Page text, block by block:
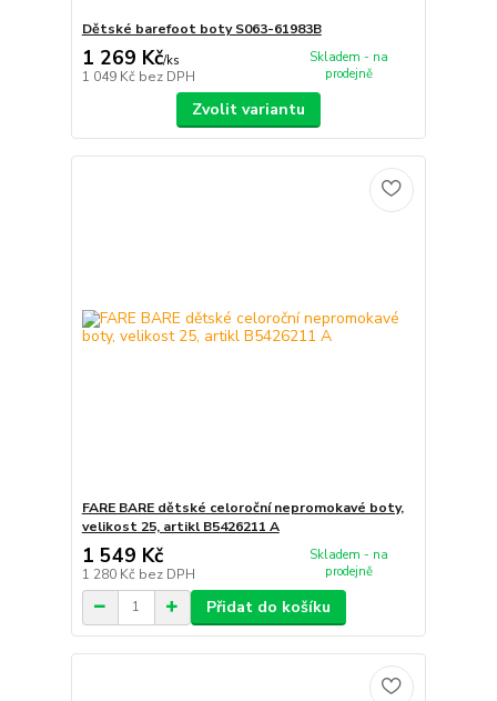
Dětské barefoot boty S063-61983B
1 269 Kč/ks
1 049 Kč bez DPH
Skladem - na
prodejně
Zvolit variantu
FARE BARE dětské celoroční nepromokavé boty,
velikost 25, artikl B5426211 A
1 549 Kč
1 280 Kč bez DPH
Skladem - na
prodejně
Přidat do košíku